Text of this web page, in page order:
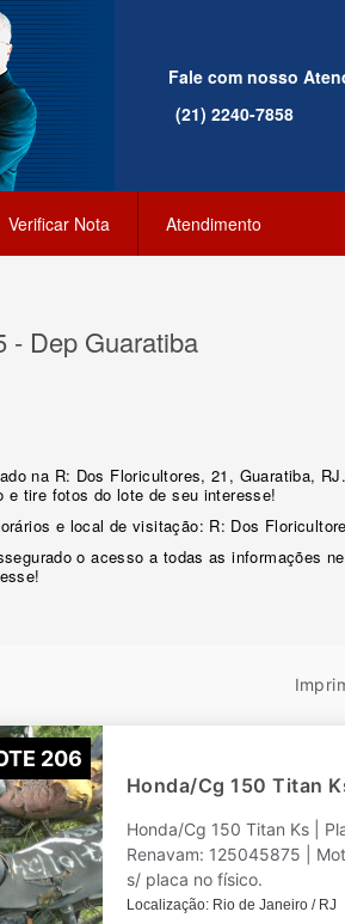
Fale com nosso
(21) 2240-7858
Verificar Nota Atendimento
- Dep Guaratiba
na R: Dos Floricultores, 21, Guaratiba,
tire fotos do lote de seu interesse!
e local de visitação: R: Dos
o acesso a todas as informações
206
Honda/Cg 150 Titan
Honda/Cg 150 Titan Ks |
Renavam: 125045875 |
s/ placa no físico.
Localização: Rio de Janeiro / RJ